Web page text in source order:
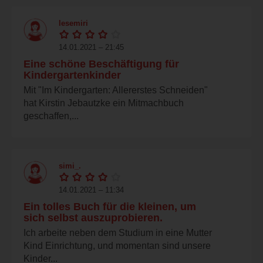
lesemiri
14.01.2021 – 21:45
Eine schöne Beschäftigung für
Kindergartenkinder
Mit "Im Kindergarten: Allererstes Schneiden"
hat Kirstin Jebautzke ein Mitmachbuch
geschaffen,...
simi_.
14.01.2021 – 11:34
Ein tolles Buch für die kleinen, um
sich selbst auszuprobieren.
Ich arbeite neben dem Studium in eine Mutter
Kind Einrichtung, und momentan sind unsere
Kinder...